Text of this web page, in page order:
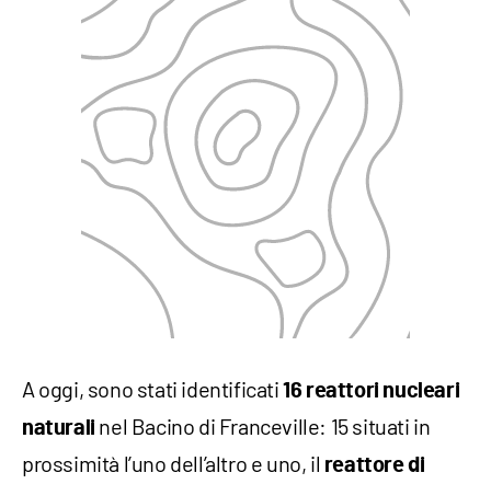
A oggi, sono stati identificati 16 reattori nucleari
naturali nel Bacino di Franceville: 15 situati in
prossimità l’uno dell’altro e uno, il reattore di